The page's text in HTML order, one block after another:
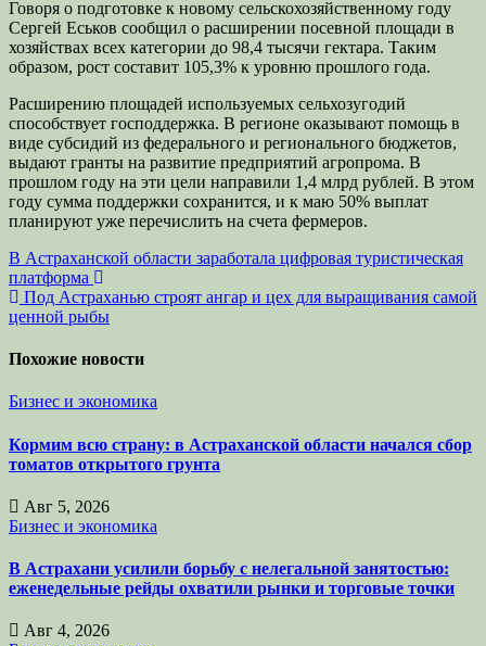
Говоря о подготовке к новому сельскохозяйственному году
Сергей Еськов сообщил о расширении посевной площади в
хозяйствах всех категории до 98,4 тысячи гектара. Таким
образом, рост составит 105,3% к уровню прошлого года.
Расширению площадей используемых сельхозугодий
способствует господдержка. В регионе оказывают помощь в
виде субсидий из федерального и регионального бюджетов,
выдают гранты на развитие предприятий агропрома. В
прошлом году на эти цели направили 1,4 млрд рублей. В этом
году сумма поддержки сохранится, и к маю 50% выплат
планируют уже перечислить на счета фермеров.
Навигация
по
записям
В Астраханской области заработала цифровая туристическая
платформа
Под Астраханью строят ангар и цех для выращивания самой
ценной рыбы
Похожие новости
Бизнес и экономика
Кормим всю страну: в Астраханской области начался сбор
томатов открытого грунта
Авг 5, 2026
Бизнес и экономика
В Астрахани усилили борьбу с нелегальной занятостью:
еженедельные рейды охватили рынки и торговые точки
Авг 4, 2026